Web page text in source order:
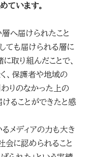
ています。
へ届けられたこと
ても届けられる層に
取り組んだことで、
、保護者や地域の
りのなかった上の
ることができたと感
メディアの力も大き
会に認められること